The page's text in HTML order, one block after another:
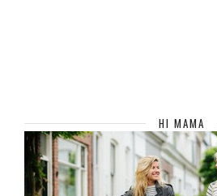
HI MAMA